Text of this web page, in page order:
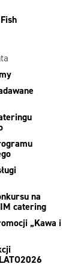
na
catering
„Kawa i